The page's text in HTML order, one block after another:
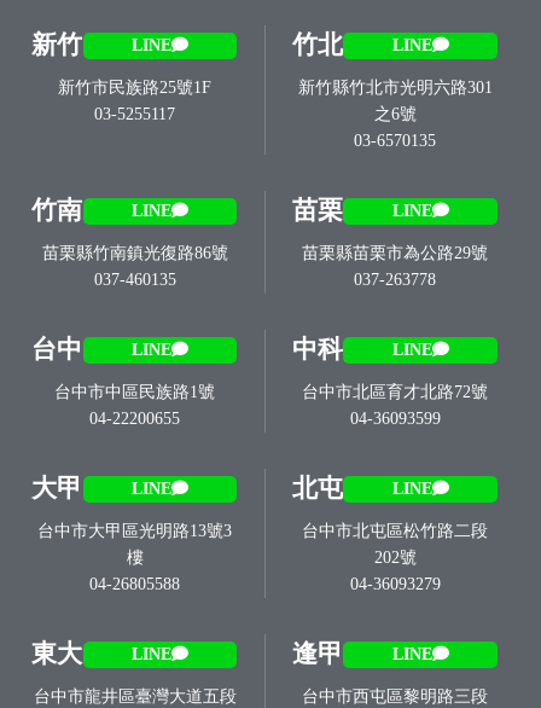
新竹 LINE
新竹市民族路25號1F
03-5255117
竹北 LINE
新竹縣竹北市光明六路301
之6號
03-6570135
竹南 LINE
苗栗縣竹南鎮光復路86號
037-460135
苗栗 LINE
苗栗縣苗栗市為公路29號
037-263778
台中 LINE
台中市中區民族路1號
04-22200655
中科 LINE
台中市北區育才北路72號
04-36093599
大甲 LINE
台中市大甲區光明路13號3
樓
04-26805588
北屯 LINE
台中市北屯區松竹路二段
202號
04-36093279
東大 LINE
台中市龍井區臺灣大道五段
逢甲 LINE
台中市西屯區黎明路三段